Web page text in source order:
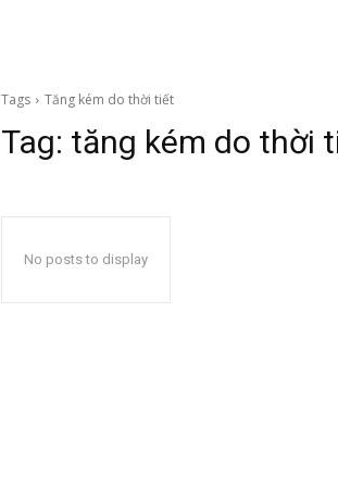
Tags Tăng kém do thời tiết
Tag: tăng kém do thời
No posts to display